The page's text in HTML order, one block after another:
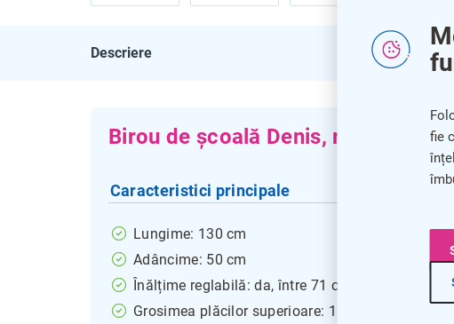
fie
Descriere
Birou de școală Denis, reglabil -
Caracteristici principale
Lungime: 130 cm
Adâncime: 50 cm
Înălțime reglabilă: da, între 71 cm și 82 cm
Grosimea plăcilor superioare: 18 mm